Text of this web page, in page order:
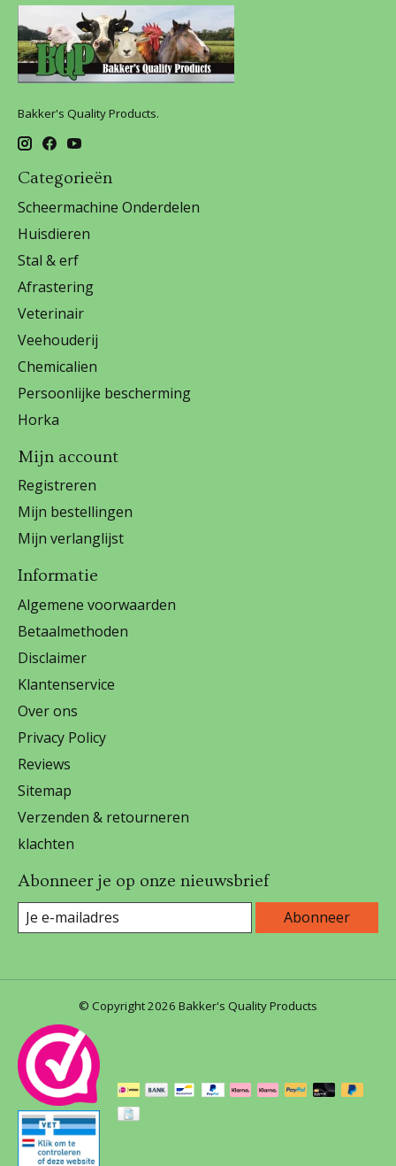
Bakker's Quality Products.
Categorieën
Scheermachine Onderdelen
Huisdieren
Stal & erf
Afrastering
Veterinair
Veehouderij
Chemicalien
Persoonlijke bescherming
Horka
Mijn account
Registreren
Mijn bestellingen
Mijn verlanglijst
Informatie
Algemene voorwaarden
Betaalmethoden
Disclaimer
Klantenservice
Over ons
Privacy Policy
Reviews
Sitemap
Verzenden & retourneren
klachten
Abonneer je op onze nieuwsbrief
Abonneer
© Copyright 2026 Bakker's Quality Products